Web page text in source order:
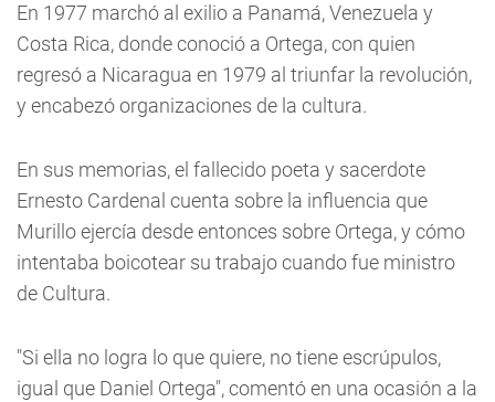
En 1977 marchó al exilio a Panamá, Venezuela y
Costa Rica, donde conoció a Ortega, con quien
regresó a Nicaragua en 1979 al triunfar la revolución,
y encabezó organizaciones de la cultura.
En sus memorias, el fallecido poeta y sacerdote
Ernesto Cardenal cuenta sobre la influencia que
Murillo ejercía desde entonces sobre Ortega, y cómo
intentaba boicotear su trabajo cuando fue ministro
de Cultura.
"Si ella no logra lo que quiere, no tiene escrúpulos,
igual que Daniel Ortega", comentó en una ocasión a la